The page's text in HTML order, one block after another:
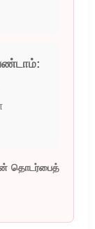
தொடர்பைத்